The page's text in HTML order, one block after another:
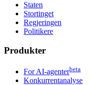
Staten
Stortinget
Regjeringen
Politikere
Produkter
For AI-agenterbeta
Konkurrentanalyse